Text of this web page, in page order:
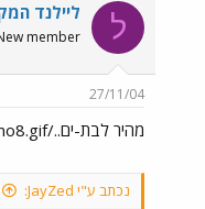
ל ליילנד
member
27/11/04
מהיר לבת-ים../images/Emo8.gif
נכתב ע"י JayZed: